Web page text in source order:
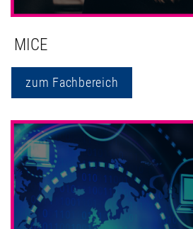
MICE
zum Fachbereich